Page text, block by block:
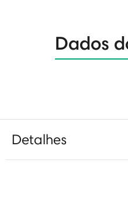
Dados
Detalhes